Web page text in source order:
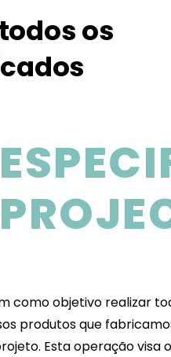
os
como objetivo realizar
produtos que
Esta operação visa